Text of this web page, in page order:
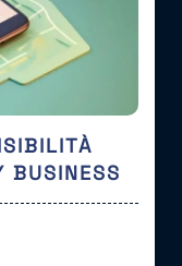
BUSINESS